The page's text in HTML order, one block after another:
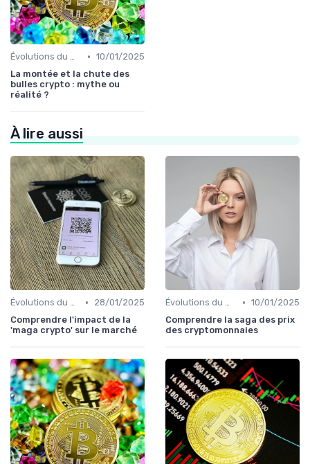
Évolutions du marché des cryptos • 10/01/2025
La montée et la chute des
bulles crypto : mythe ou
réalité ?
À lire aussi
Évolutions du marché des cryptos •
28/01/2025
Comprendre l'impact de la
'maga crypto' sur le marché
Évolutions du marché des cryptos • 10/01/2025
Comprendre la saga des prix
des cryptomonnaies